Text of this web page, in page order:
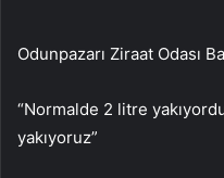
Odunpazarı Ziraat Odası
“Normalde 2 litre
yakıyoruz”